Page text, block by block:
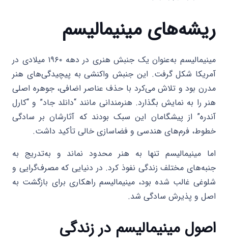
ریشه‌های مینیمالیسم
مینیمالیسم به‌عنوان یک جنبش هنری در دهه ۱۹۶۰ میلادی در
آمریکا شکل گرفت. این جنبش واکنشی به پیچیدگی‌های هنر
مدرن بود و تلاش می‌کرد با حذف عناصر اضافی، جوهره اصلی
هنر را به نمایش بگذارد. هنرمندانی مانند “دانلد جاد” و “کارل
آندره” از پیشگامان این سبک بودند که آثارشان بر سادگی
خطوط، فرم‌های هندسی و فضاسازی خالی تأکید داشت.
اما مینیمالیسم تنها به هنر محدود نماند و به‌تدریج به
جنبه‌های مختلف زندگی نفوذ کرد. در دنیایی که مصرف‌گرایی و
شلوغی غالب شده بود، مینیمالیسم راهکاری برای بازگشت به
اصل و پذیرش سادگی شد.
اصول مینیمالیسم در زندگی